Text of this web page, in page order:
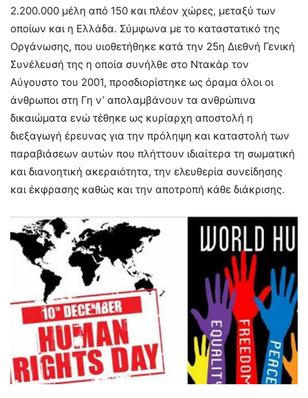
2.200.000 μέλη από 150 και πλέον χώρες, μεταξύ των
οποίων και η Ελλάδα. Σύμφωνα με το καταστατικό της
Οργάνωσης, που υιοθετήθηκε κατά την 25η Διεθνή Γενική
Συνέλευσή της η οποία συνήλθε στο Ντακάρ τον
Αύγουστο του 2001, προσδιορίστηκε ως όραμα όλοι οι
άνθρωποι στη Γη ν’ απολαμβάνουν τα ανθρώπινα
δικαιώματα ενώ τέθηκε ως κυρίαρχη αποστολή η
διεξαγωγή έρευνας για την πρόληψη και καταστολή των
παραβιάσεων αυτών που πλήττουν ιδιαίτερα τη σωματική
και διανοητική ακεραιότητα, την ελευθερία συνείδησης
και έκφρασης καθώς και την αποτροπή κάθε διάκρισης.